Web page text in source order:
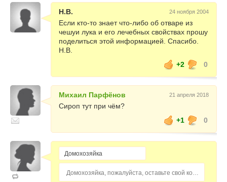
Н.В. 24 ноября 2004
Если кто-то знает что-либо об отваре из
чешуи лука и его лечебных свойствах прошу
поделиться этой информацией. Спасибо.
Н.В.
+2
0
Михаил Парфёнов 21 апреля 2018
Сироп тут при чём?
+1
0
Домохозяйка, пожалуйста, оставьте свой комментарий...